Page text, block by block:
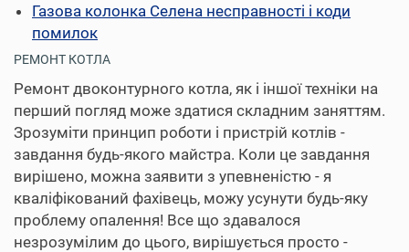
Газова колонка Селена несправності і коди
помилок
РЕМОНТ КОТЛА
Ремонт двоконтурного котла, як і іншої техніки на
перший погляд може здатися складним заняттям.
Зрозуміти принцип роботи і пристрій котлів -
завдання будь-якого майстра. Коли це завдання
вирішено, можна заявити з упевненістю - я
кваліфікований фахівець, можу усунути будь-яку
проблему опалення! Все що здавалося
незрозумілим до цього, вирішується просто -